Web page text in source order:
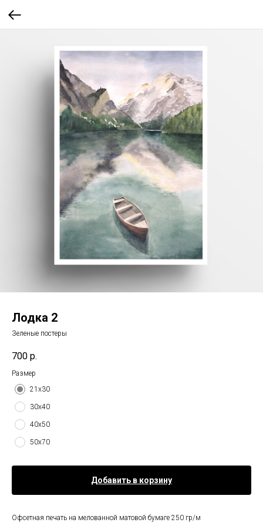
Лодка 2
Зеленые постеры
700 р.
Размер
21х30
30х40
40х50
50х70
Добавить в корзину
Офсетная печать на мелованной матовой бумаге 250 гр/м